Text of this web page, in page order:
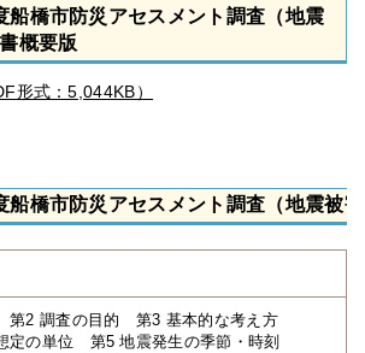
船橋市防災アセスメント 調査（地震
概要版
形式：5,044KB）
船橋市防災アセスメント 調査（地震被
2 調査の目的 第3 基本的な考え方
定の単位 第5 地震発生の季節・時刻